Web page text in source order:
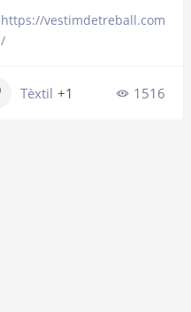
https://vestimdetreball.com
/
Tèxtil +1 1516